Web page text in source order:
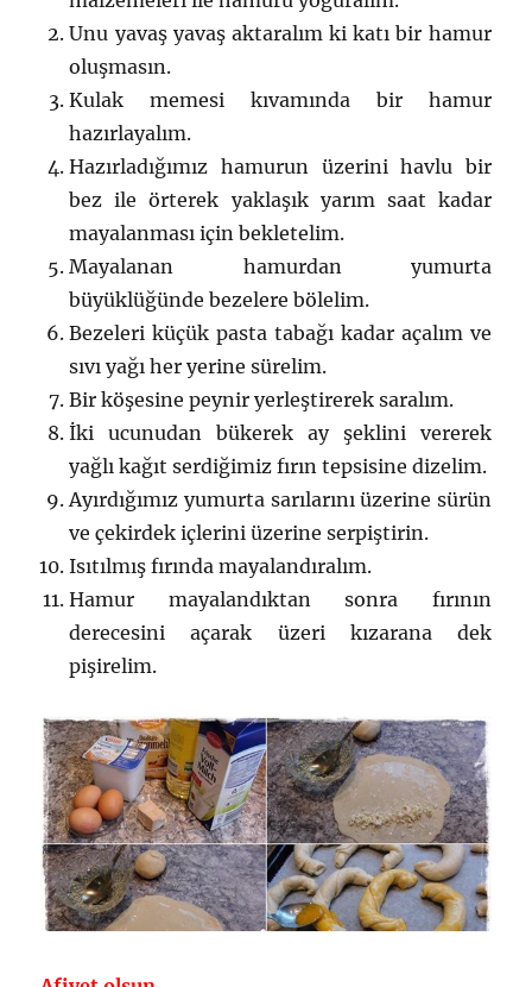
Unu yavaş yavaş aktaralım ki katı bir hamur
oluşmasın.
Kulak memesi kıvamında bir hamur
hazırlayalım.
Hazırladığımız hamurun üzerini havlu bir
bez ile örterek yaklaşık yarım saat kadar
mayalanması için bekletelim.
Mayalanan hamurdan yumurta
büyüklüğünde bezelere bölelim.
Bezeleri küçük pasta tabağı kadar açalım ve
sıvı yağı her yerine sürelim.
Bir köşesine peynir yerleştirerek saralım.
İki ucunudan bükerek ay şeklini vererek
yağlı kağıt serdiğimiz fırın tepsisine dizelim.
Ayırdığımız yumurta sarılarını üzerine sürün
ve çekirdek içlerini üzerine serpiştirin.
Isıtılmış fırında mayalandıralım.
Hamur mayalandıktan sonra fırının
derecesini açarak üzeri kızarana dek
pişirelim.